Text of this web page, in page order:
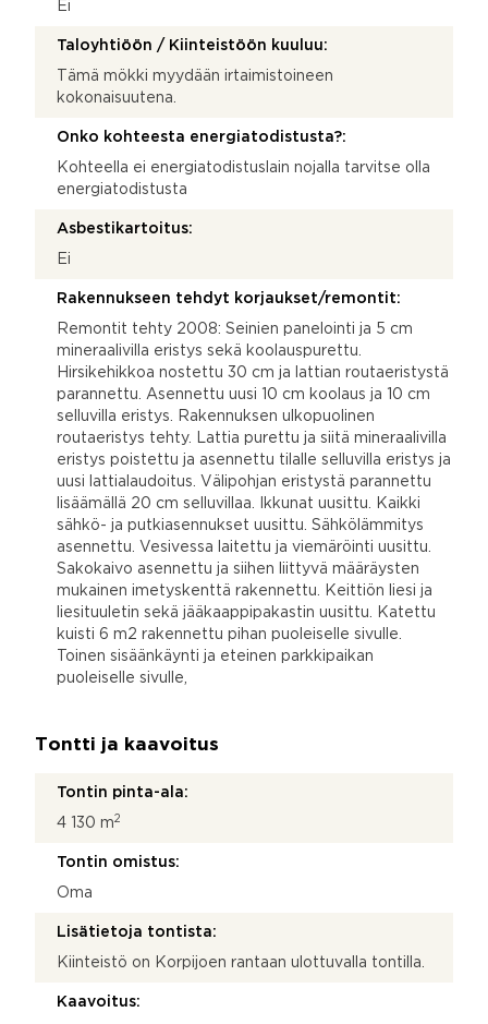
Ei
Taloyhtiöön / Kiinteistöön kuuluu:
Tämä mökki myydään irtaimistoineen
kokonaisuutena.
Onko kohteesta energiatodistusta?:
Kohteella ei energiatodistuslain nojalla tarvitse olla
energiatodistusta
Asbestikartoitus:
Ei
Rakennukseen tehdyt korjaukset/remontit:
Remontit tehty 2008: Seinien panelointi ja 5 cm
mineraalivilla eristys sekä koolauspurettu.
Hirsikehikkoa nostettu 30 cm ja lattian routaeristystä
parannettu. Asennettu uusi 10 cm koolaus ja 10 cm
selluvilla eristys. Rakennuksen ulkopuolinen
routaeristys tehty. Lattia purettu ja siitä mineraalivilla
eristys poistettu ja asennettu tilalle selluvilla eristys ja
uusi lattialaudoitus. Välipohjan eristystä parannettu
lisäämällä 20 cm selluvillaa. Ikkunat uusittu. Kaikki
sähkö- ja putkiasennukset uusittu. Sähkölämmitys
asennettu. Vesivessa laitettu ja viemäröinti uusittu.
Sakokaivo asennettu ja siihen liittyvä määräysten
mukainen imetyskenttä rakennettu. Keittiön liesi ja
liesituuletin sekä jääkaappipakastin uusittu. Katettu
kuisti 6 m2 rakennettu pihan puoleiselle sivulle.
Toinen sisäänkäynti ja eteinen parkkipaikan
puoleiselle sivulle,
Tontti ja kaavoitus
Tontin pinta-ala:
4 130 m2
Tontin omistus:
Oma
Lisätietoja tontista:
Kiinteistö on Korpijoen rantaan ulottuvalla tontilla.
Kaavoitus: